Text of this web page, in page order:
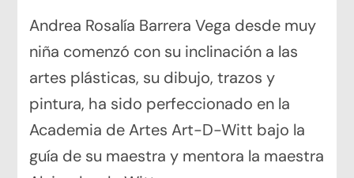
Andrea Rosalía Barrera Vega desde muy
niña comenzó con su inclinación a las
artes plásticas, su dibujo, trazos y
pintura, ha sido perfeccionado en la
Academia de Artes Art-D-Witt bajo la
guía de su maestra y mentora la maestra